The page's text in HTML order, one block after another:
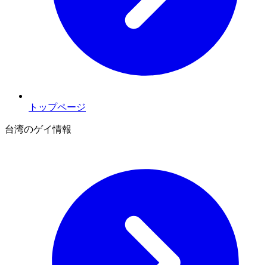
トップページ
台湾のゲイ情報